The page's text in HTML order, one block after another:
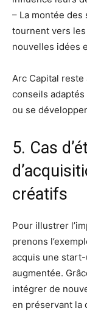
– La montée
tournent vers
nouvelles idées
Arc Capital reste
conseils
ou se
5. Cas
créatifs
Pour illustrer
prenons
acquis une
augmentée.
intégrer de
en préservant la